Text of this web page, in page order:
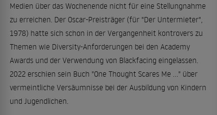
Medien über das Wochenende nicht für eine Stellungnahme
zu erreichen. Der Oscar-Preisträger (für "Der Untermieter",
1978) hatte sich schon in der Vergangenheit kontrovers zu
Themen wie Diversity-Anforderungen bei den Academy
Awards und der Verwendung von Blackfacing eingelassen.
2022 erschien sein Buch "One Thought Scares Me ..." über
vermeintliche Versäumnisse bei der Ausbildung von Kindern
und Jugendlichen.